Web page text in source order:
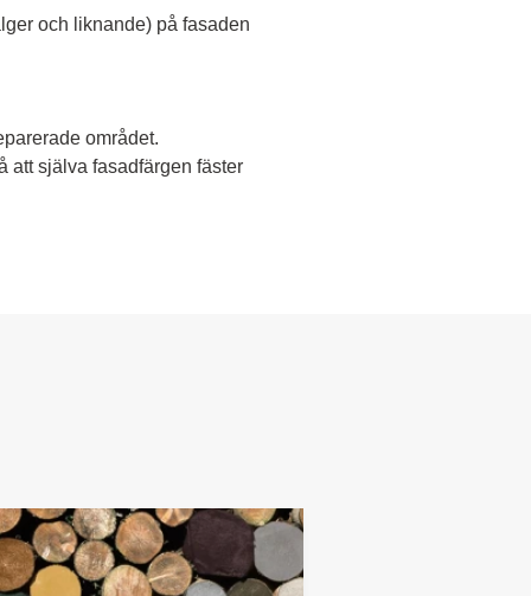
och liknande) på fasaden
området.
att själva fasadfärgen fäster